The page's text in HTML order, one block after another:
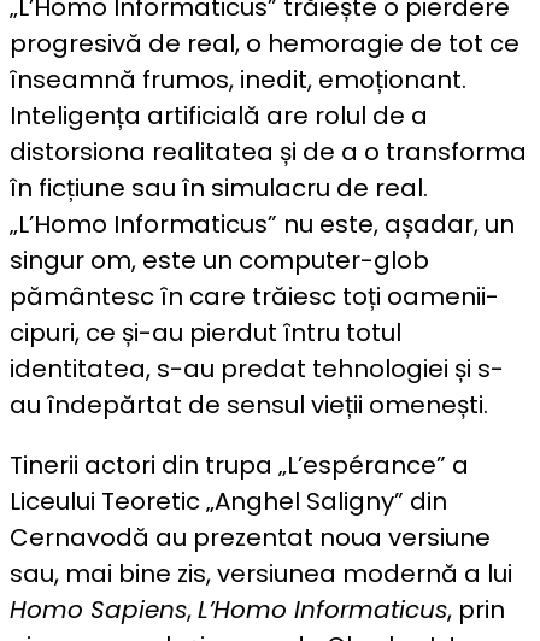
progresivă de real, o hemoragie de tot ce
înseamnă frumos, inedit, emoționant.
Inteligența artificială are rolul de a
distorsiona realitatea și de a o transforma
în ficțiune sau în simulacru de real.
„L’Homo Informaticus” nu este, așadar, un
singur om, este un computer-glob
pământesc în care trăiesc toți oamenii-
cipuri, ce și-au pierdut întru totul
identitatea, s-au predat tehnologiei și s-
au îndepărtat de sensul vieții omenești.
Tinerii actori din trupa „L’espérance” a
Liceului Teoretic „Anghel Saligny” din
Cernavodă au prezentat noua versiune
sau, mai bine zis, versiunea modernă a lui
Homo Sapiens,L’Homo Informaticus, prin